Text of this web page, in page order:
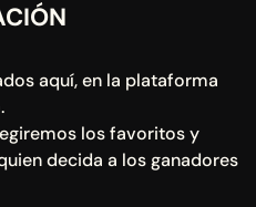
aquí, en la plataforma
los favoritos y
decida a los ganadores